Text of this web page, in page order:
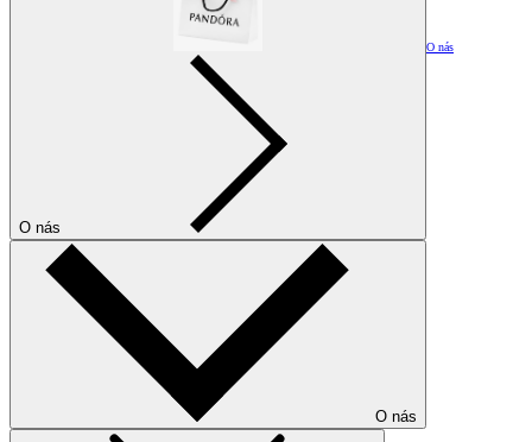
O nás
O nás
O nás